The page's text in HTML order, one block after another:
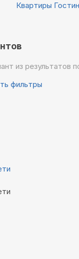
Квартиры
из результатов
фильтры